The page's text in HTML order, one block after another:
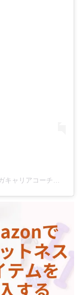
中村優希『足もみセラピーヨガ』考案/ヨガキャリアコーチ💎(@yuki.nakamura.yoga)がシェアした投稿